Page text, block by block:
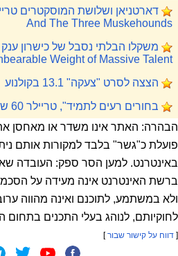
And The Three Muskehounds
Weight of Massive Talent
הצצה לסרט "צעקה" 13.1 בקולנוע
בחורים רעים לתמיד", טריילר 60 שניות"
הבהרה: האתר אינו משדר או מאחסן
פועלת כ"גשר" בלבד למקורות אותם
באינטרנט. למען הסר ספק: העובדה
ברשת האינטרנט אינה מעידה על
ולא במשתמע, לתוכנם ואינה מהווה
לחוקיותם, לנוהג בעלי התכנים בתחום
[ דווח על קישור שבור]